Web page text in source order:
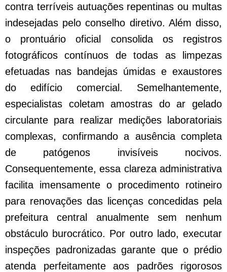
contra terríveis autuações repentinas ou multas
indesejadas pelo conselho diretivo. Além disso,
o prontuário oficial consolida os registros
fotográficos contínuos de todas as limpezas
efetuadas nas bandejas úmidas e exaustores
do edifício comercial. Semelhantemente,
especialistas coletam amostras do ar gelado
circulante para realizar medições laboratoriais
complexas, confirmando a ausência completa
de patógenos invisíveis nocivos.
Consequentemente, essa clareza administrativa
facilita imensamente o procedimento rotineiro
para renovações das licenças concedidas pela
prefeitura central anualmente sem nenhum
obstáculo burocrático. Por outro lado, executar
inspeções padronizadas garante que o prédio
atenda perfeitamente aos padrões rigorosos